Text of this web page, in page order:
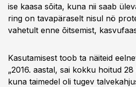
ise kaasa sõita, kuna nii saab
ring on tavapäraselt nisul nö
vahetult enne õitsemist,
Kasutamisest toob ta näiteid
„2016. aastal, sai kokku hoitud
kuna taimedel oli tugev